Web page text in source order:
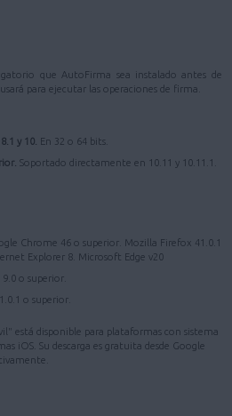
que AutoFirma sea instalado antes de
para ejecutar las operaciones de firma.
y 10. En 32 o 64 bits.
Soportado directamente en 10.11 y 10.11.1.
Chrome 46 o superior. Mozilla Firefox 41.0.1
Explorer 8. Microsoft Edge v20
9.0 o superior.
o superior.
está disponible para plataformas con sistema
iOS. Su descarga es gratuita desde Google